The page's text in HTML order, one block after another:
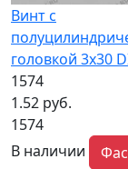
Винт с
головкой 3x30
1574
1.52 руб.
1574
В наличии